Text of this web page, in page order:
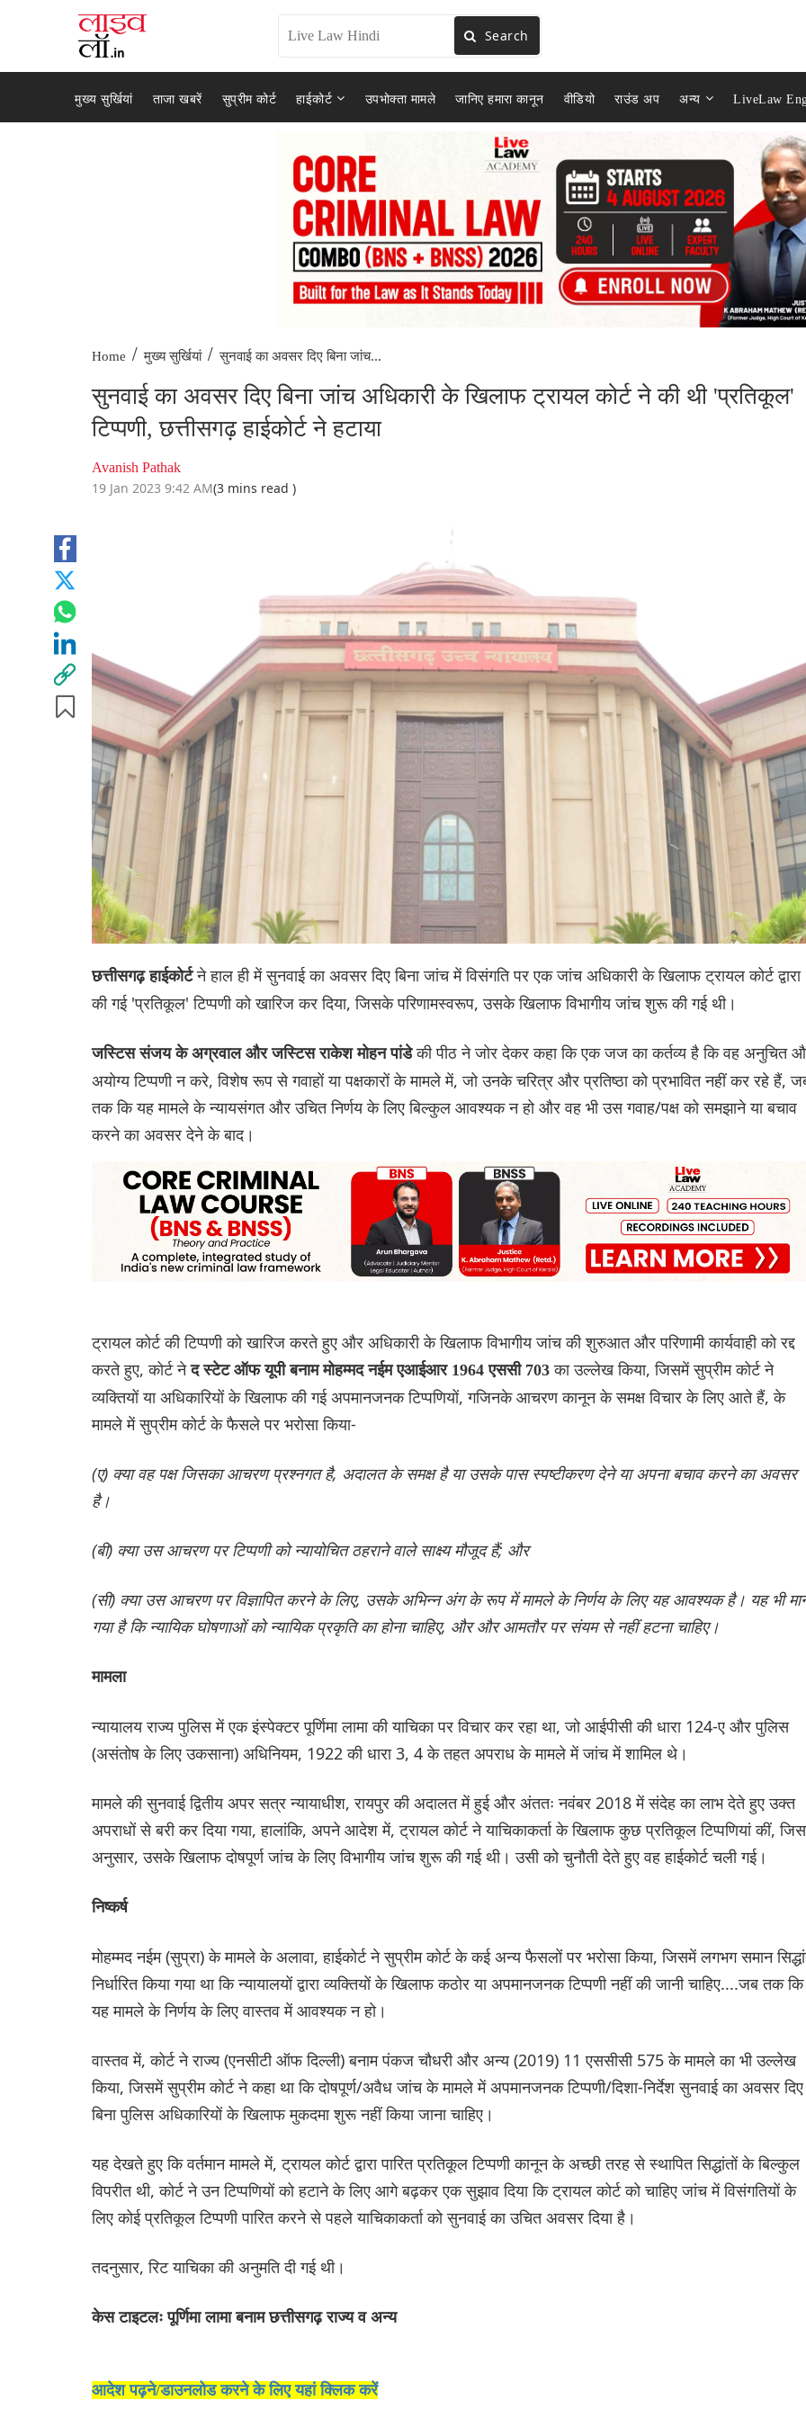
Search
मुख्य सुर्खियां ताजा खबरें सुप्रीम कोर्ट हाईकोर्ट उपभोक्ता मामले जानिए हमारा कानून वीडियो राउंड अप अन्य LiveLaw
Home / मुख्य सुर्खियां / सुनवाई का अवसर दिए बिना जांच...
सुनवाई का अवसर दिए बिना जांच अधिकारी के खिलाफ ट्रायल कोर्ट ने की ‌थी 'प्रतिकूल'
टिप्पणी, छत्तीसगढ़ हाईकोर्ट ने हटाया
Avanish Pathak
19 Jan 2023 9:42 AM(3 mins read )
छत्तीसगढ़ हाईकोर्टने हाल ही में सुनवाई का अवसर दिए बिना जांच में विसंगति पर एक जांच अधिकारी के खिलाफ ट्रायल कोर्ट द्वारा
की गई 'प्रतिकूल' टिप्पणी को खारिज कर दिया, जिसके परिणामस्वरूप, उसके खिलाफ विभागीय जांच शुरू की गई थी।
जस्टिस संजय के अग्रवाल और जस्टिस राकेश मोहन पांडेकी पीठ ने जोर देकर कहा कि एक जज का कर्तव्य है कि वह अनुचित
अयोग्य टिप्पणी न करे, विशेष रूप से गवाहों या पक्षकारों के मामले में, जो उनके चरित्र और प्रतिष्ठा को प्रभावित नहीं कर रहे हैं,
तक कि यह मामले के न्यायसंगत और उचित निर्णय के लिए बिल्कुल आवश्यक न हो और वह भी उस गवाह/पक्ष को समझाने या बचाव
करने का अवसर देने के बाद।
ट्रायल कोर्ट की टिप्पणी को खारिज करते हुए और अधिकारी के खिलाफ विभागीय जांच की शुरुआत और परिणामी कार्यवाही को रद्द
करते हुए, कोर्ट नेद स्टेट ऑफ यूपी बनाम मोहम्मद नईम एआईआर 1964 एससी 703का उल्लेख किया, जिसमें सुप्रीम कोर्ट ने
व्यक्तियों या अधिकारियों के खिलाफ की गई अपमानजनक टिप्पणियों, गजिनके आचरण कानून के समक्ष विचार के लिए आते हैं, के
मामले में सुप्रीम कोर्ट के फैसले पर भरोसा किया-
(ए) क्या वह पक्ष जिसका आचरण प्रश्नगत है, अदालत के समक्ष है या उसके पास स्पष्टीकरण देने या अपना बचाव करने का अवसर
है।
(बी) क्या उस आचरण पर टिप्पणी को न्यायोचित ठहराने वाले साक्ष्य मौजूद हैं; और
(सी) क्या उस आचरण पर विज्ञापित करने के लिए, उसके अभिन्न अंग के रूप में मामले के निर्णय के लिए यह आवश्यक है। यह भी
गया है कि न्यायिक घोषणाओं को न्यायिक प्रकृति का होना चाहिए, और और आमतौर पर संयम से नहीं हटना चाहिए।
मामला
न्यायालय राज्य पुलिस में एक इंस्पेक्टर पूर्णिमा लामा की याचिका पर विचार कर रहा था, जो आईपीसी की धारा 124-ए और पुलिस
(असंतोष के लिए उकसाना) अधिनियम, 1922 की धारा 3, 4 के तहत अपराध के मामले में जांच में शामिल थे।
मामले की सुनवाई द्वितीय अपर सत्र न्यायाधीश, रायपुर की अदालत में हुई और अंततः नवंबर 2018 में संदेह का लाभ देते हुए उक्त
अपराधों से बरी कर दिया गया, हालांकि, अपने आदेश में, ट्रायल कोर्ट ने याचिकाकर्ता के खिलाफ कुछ प्रतिकूल टिप्पणियां कीं,
अनुसार, उसके खिलाफ दोषपूर्ण जांच के लिए विभागीय जांच शुरू की गई थी। उसी को चुनौती देते हुए वह हाईकोर्ट चली गई।
‌निष्कर्ष
मोहम्मद नईम (सुप्रा) के मामले के अलावा, हाईकोर्ट ने सुप्रीम कोर्ट के कई अन्य फैसलों पर भरोसा किया, जिसमें लगभग समान
निर्धारित किया गया था कि न्यायालयों द्वारा व्यक्तियों के खिलाफ कठोर या अपमानजनक टिप्पणी नहीं की जानी चाहिए....जब तक कि
यह मामले के निर्णय के लिए वास्तव में आवश्यक न हो।
वास्तव में, कोर्ट ने राज्य (एनसीटी ऑफ दिल्ली) बनाम पंकज चौधरी और अन्य (2019) 11 एससीसी 575 के मामले का भी उल्लेख
किया, जिसमें सुप्रीम कोर्ट ने कहा था कि दोषपूर्ण/अवैध जांच के मामले में अपमानजनक टिप्पणी/दिशा-निर्देश सुनवाई का अवसर दिए
बिना पुलिस अधिकारियों के खिलाफ मुकदमा शुरू नहीं किया जाना चाहिए।
यह देखते हुए कि वर्तमान मामले में, ट्रायल कोर्ट द्वारा पारित प्रतिकूल टिप्पणी कानून के अच्छी तरह से स्थापित सिद्धांतों के बिल्कुल
विपरीत थी, कोर्ट ने उन टिप्पणियों को हटाने के लिए आगे बढ़कर एक सुझाव दिया कि ट्रायल कोर्ट को चाहिए जांच में विसंगतियों के
लिए कोई प्रतिकूल टिप्पणी पारित करने से पहले याचिकाकर्ता को सुनवाई का उचित अवसर दिया है।
तदनुसार, रिट याचिका की अनुमति दी गई थी।
केस टाइटलः पूर्णिमा लामा बनाम छत्तीसगढ़ राज्य व अन्य
आदेश पढ़ने/डाउनलोड करने के लिए यहां क्लिक करें